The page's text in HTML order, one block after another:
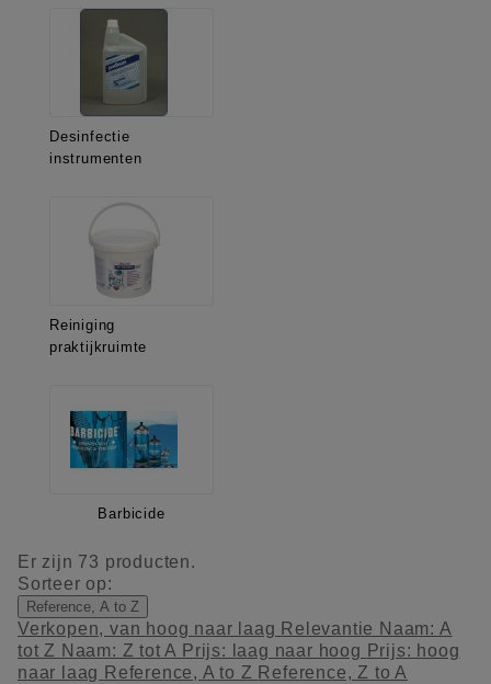
Desinfectie
instrumenten
Reiniging
praktijkruimte
Barbicide
Er zijn 73 producten.
Sorteer op:
Reference, A to Z
Verkopen, van hoog naar laag Relevantie Naam: A
tot Z Naam: Z tot A Prijs: laag naar hoog Prijs: hoog
naar laag Reference, A to Z Reference, Z to A